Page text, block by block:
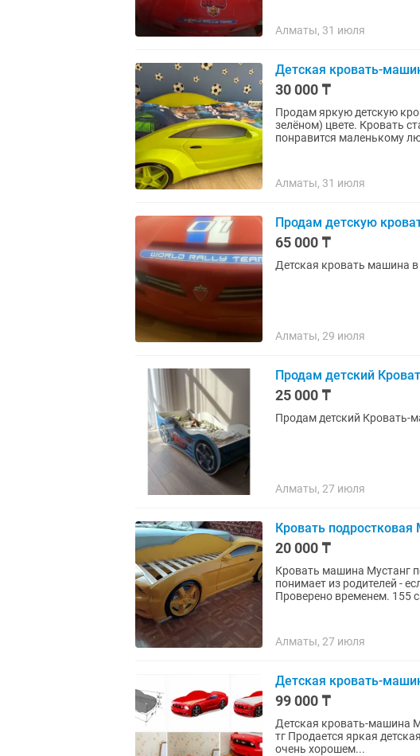
Алматы, 31 июля
Детская кровать-
30 000 ₸
Продам яркую детскую
зелёном) цвете. Кровать
понравится маленькому
Алматы, 31 июля
Продам детскую
65 000 ₸
Детская кровать машина
Алматы, 29 июля
Продам детский
25 000 ₸
Продам детский Кровать-
Алматы, 27 июля
Кровать
20 000 ₸
Кровать машина Мустанг
понимает из родителей -
Проверено временем. 155
Алматы, 27 июля
Детская кровать-
99 000 ₸
Детская кровать-машина
тг Продается яркая детская кровать-машина Mustang Plus Max в красном цвете. Кровать в
очень хорошем...